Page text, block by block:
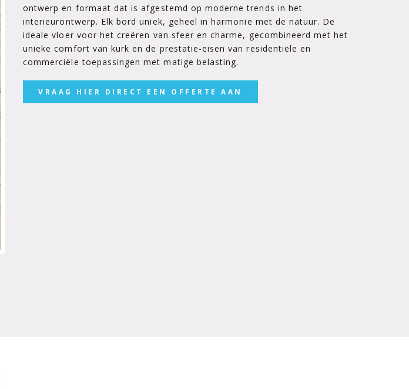
ontwerp en formaat dat is afgestemd op moderne trends in het
interieurontwerp. Elk bord uniek, geheel in harmonie met de natuur. De
ideale vloer voor het creëren van sfeer en charme, gecombineerd met het
unieke comfort van kurk en de prestatie-eisen van residentiële en
commerciële toepassingen met matige belasting.
VRAAG HIER DIRECT EEN OFFERTE AAN